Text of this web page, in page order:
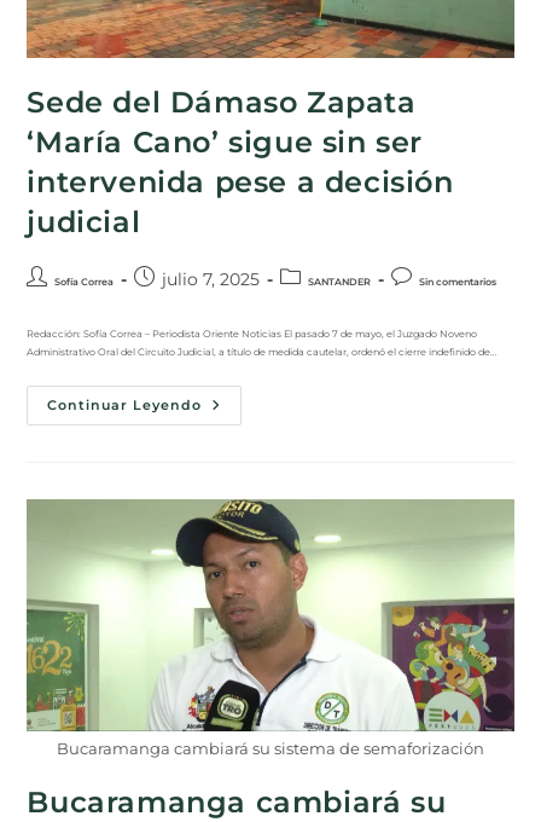
Sede del Dámaso Zapata
‘María Cano’ sigue sin ser
intervenida pese a decisión
judicial
Sofía Correa julio 7, 2025 SANTANDER Sin comentarios
Redacción: Sofía Correa – Periodista Oriente Noticias El pasado 7 de mayo, el Juzgado Noveno
Administrativo Oral del Circuito Judicial, a título de medida cautelar, ordenó el cierre indefinido de…
Continuar Leyendo
Bucaramanga cambiará su sistema de semaforización
Bucaramanga cambiará su